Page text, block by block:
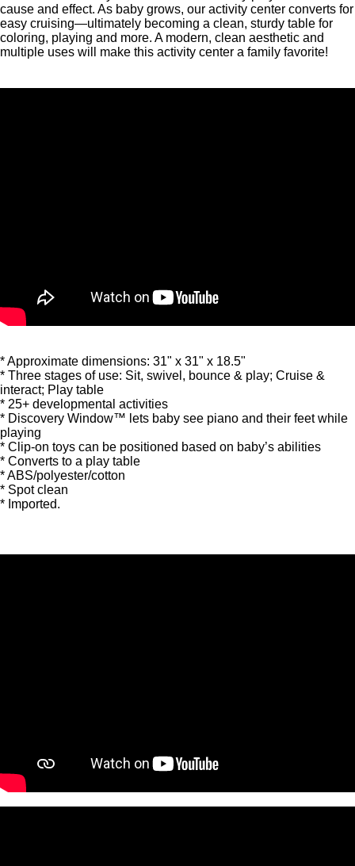
cause and effect. As baby grows, our activity center converts for
easy cruising—ultimately becoming a clean, sturdy table for
coloring, playing and more. A modern, clean aesthetic and
multiple uses will make this activity center a family favorite!
* Approximate dimensions: 31" x 31" x 18.5"
* Three stages of use: Sit, swivel, bounce & play; Cruise &
interact; Play table
* 25+ developmental activities
* Discovery Window™ lets baby see piano and their feet while
playing
* Clip-on toys can be positioned based on baby’s abilities
* Converts to a play table
* ABS/polyester/cotton
* Spot clean
* Imported.